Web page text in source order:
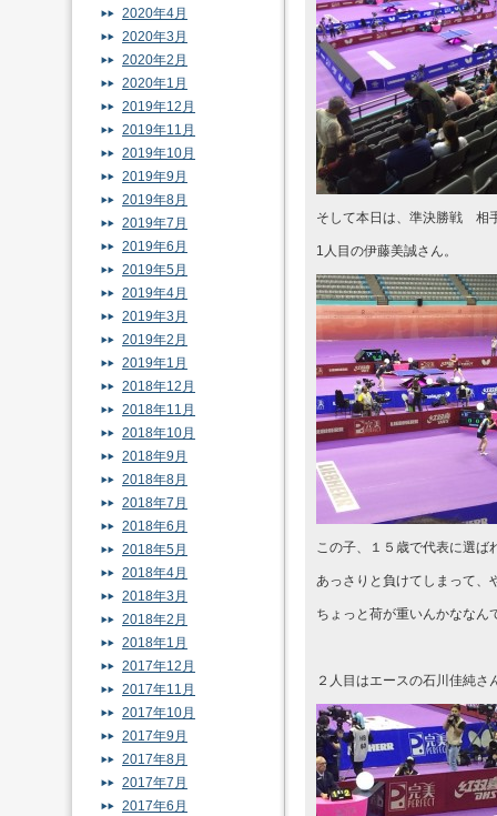
そして本日は、準決勝戦 相
1人目の伊藤美誠さん。
この子、１５歳で代表に選ば
あっさりと負けてしまって、
ちょっと荷が重いんかななん
２人目はエースの石川佳純さ
2020年4月
2020年3月
2020年2月
2020年1月
2019年12月
2019年11月
2019年10月
2019年9月
2019年8月
2019年7月
2019年6月
2019年5月
2019年4月
2019年3月
2019年2月
2019年1月
2018年12月
2018年11月
2018年10月
2018年9月
2018年8月
2018年7月
2018年6月
2018年5月
2018年4月
2018年3月
2018年2月
2018年1月
2017年12月
2017年11月
2017年10月
2017年9月
2017年8月
2017年7月
2017年6月